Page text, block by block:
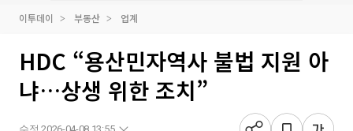
이투데이 부동산 업계
HDC “용산민자역사 불법 지원 아
냐…상생 위한 조치”
수정 2026-04-08 13:55